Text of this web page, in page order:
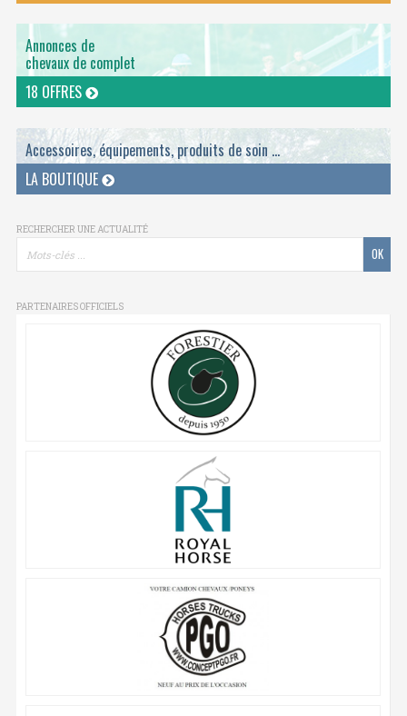
Annonces de
chevaux de complet
18 OFFRES
Accessoires, équipements, produits de soin ...
LA BOUTIQUE
RECHERCHER UNE ACTUALITÉ
PARTENAIRES OFFICIELS